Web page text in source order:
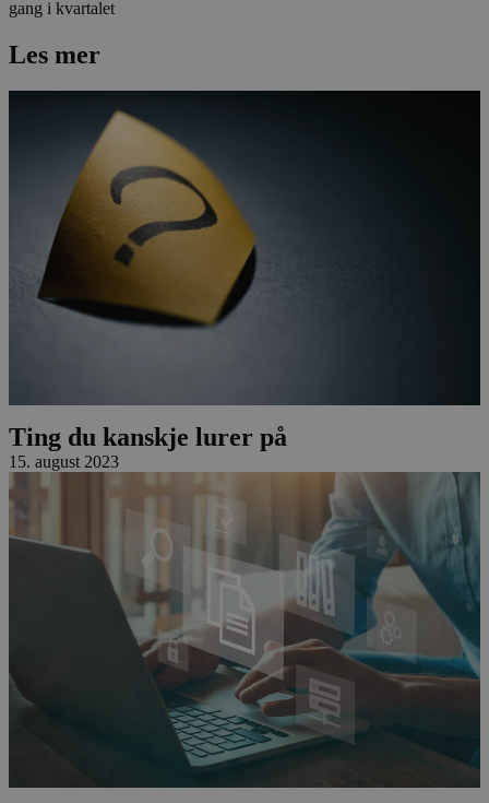
gang i kvartalet
Les mer
Ting du kanskje lurer på
15. august 2023